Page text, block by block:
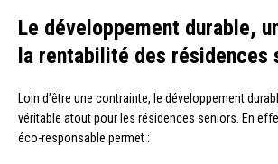
Le développement durable,
la rentabilité des résidences
Loin d’être une contrainte, le développement
véritable atout pour les résidences seniors. En
éco-responsable permet :